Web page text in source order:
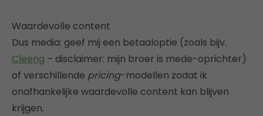
Waardevolle content
Dus media: geef mij een betaaloptie (zoals bijv.
Cleeng – disclaimer: mijn broer is mede-oprichter)
of verschillende pricing-modellen zodat ik
onafhankelijke waardevolle content kan blijven
krijgen.